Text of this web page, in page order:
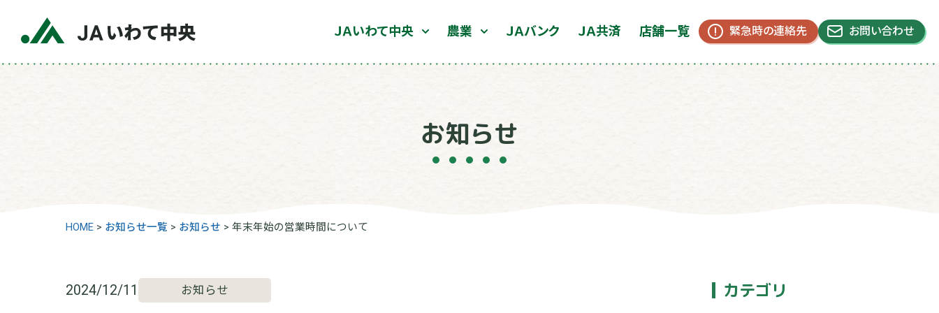
ＪＡいわて中央 農業 ＪＡバンク ＪＡ共済 店舗一覧 緊急時の連絡先 お問い合わせ
お知らせ
HOME > お知らせ一覧 > お知らせ >年末年始の営業時間について
2024/12/11 お知らせ カテゴリ